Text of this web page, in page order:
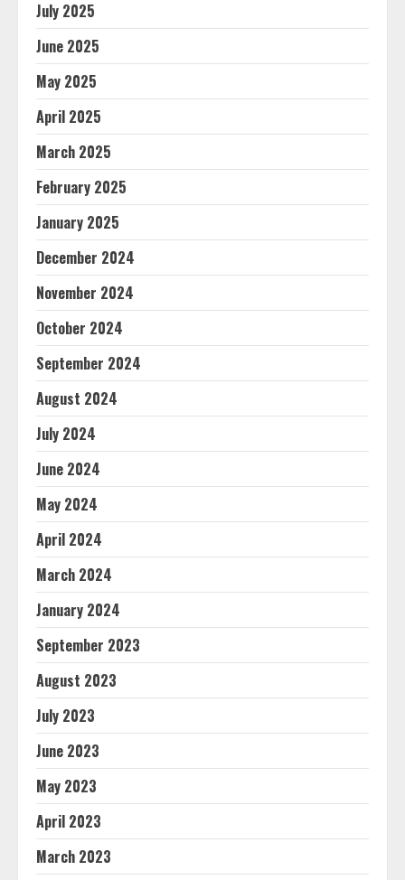
July 2025
June 2025
May 2025
April 2025
March 2025
February 2025
January 2025
December 2024
November 2024
October 2024
September 2024
August 2024
July 2024
June 2024
May 2024
April 2024
March 2024
January 2024
September 2023
August 2023
July 2023
June 2023
May 2023
April 2023
March 2023